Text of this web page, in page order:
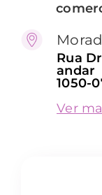
Rua
andar
1050-
Ver